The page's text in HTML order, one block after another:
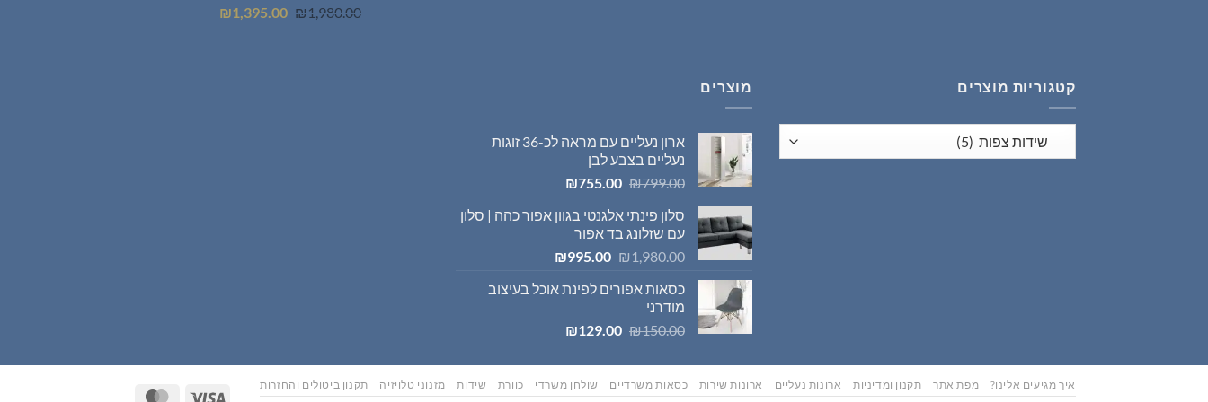
₪ 1,980.00
המחיר
₪1,395.00
המחיר
קטגוריות מוצרים
מוצרים
ארון נעליים עם מראה לכ-36 זוגות
נעליים בצבע לבן
₪799.00
המחיר
היה:
₪799.00.
₪755.00
המחיר
הוא:
סלון פינתי אלגנטי בגוון אפור כהה | סלון
עם שזלונג בד אפור
₪1,980.00
המחיר
היה:
₪995.00
המחיר
הוא:
כסאות אפורים לפינת אוכל בעיצוב
מודרני
₪150.00
המחיר
היה:
₪150.00.
₪129.00
המחיר
הוא:
₪129.00.
Visa
איך מגיעים אלינו? מפת אתר תקנון ומדיניות ארונות נעליים ארונות שירות כסאות משרדיים שולחן משרדי כוורת שידות מזנוני טלויזיה תקנון ביטולים והחזרות